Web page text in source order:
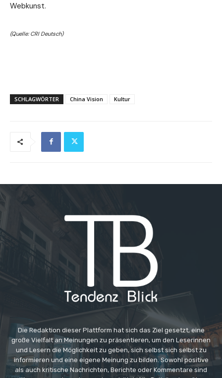
Webkunst.
(Quelle: CRI Deutsch)
SCHLAGWÖRTER China Vision Kultur
Die Redaktion dieser Plattform hat sich das Ziel gesetzt, eine
große Vielfalt an Meinungen zu präsentieren, um den Leserinnen
und Lesern die Möglichkeit zu geben, sich selbst sich selbst zu
informieren und eine eigene Meinung zu bilden. Sowohl positive
als auch kritische Nachrichten, Berichte oder Kommentare sind